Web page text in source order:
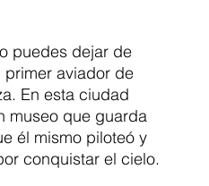
puedes dejar de
aviador de
En esta ciudad
museo que guarda
él mismo piloteó y
conquistar el cielo.